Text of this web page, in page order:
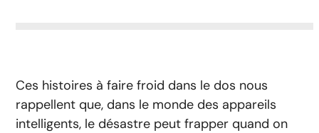
Ces histoires à faire froid dans le dos nous
rappellent que, dans le monde des appareils
intelligents, le désastre peut frapper quand on